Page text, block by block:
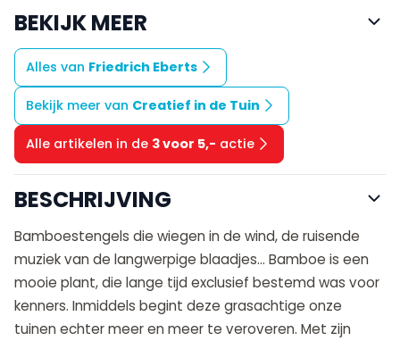
BEKIJK MEER
Alles van Friedrich Eberts
Bekijk meer van Creatief in de Tuin
Alle artikelen in de 3 voor 5,- actie
BESCHRIJVING
Bamboestengels die wiegen in de wind, de ruisende
muziek van de langwerpige blaadjes... Bamboe is een
mooie plant, die lange tijd exclusief bestemd was voor
kenners. Inmiddels begint deze grasachtige onze
tuinen echter meer en meer te veroveren. Met zijn